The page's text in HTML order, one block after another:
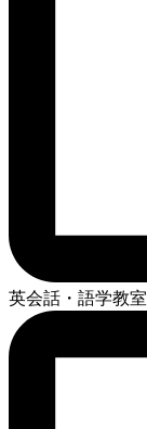
英会話・語学教室